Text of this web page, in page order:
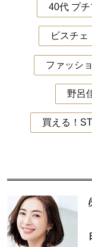
40代 プ
ビスチェ
ファッシ
野呂
買える！